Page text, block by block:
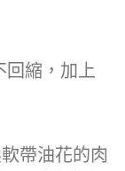
回縮，加上
帶油花的肉